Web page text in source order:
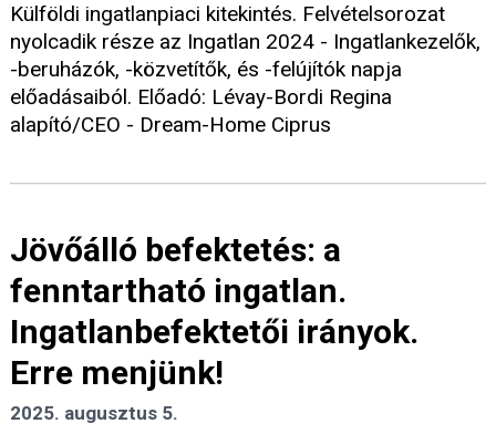
Külföldi ingatlanpiaci kitekintés. Felvételsorozat
nyolcadik része az Ingatlan 2024 - Ingatlankezelők,
-beruházók, -közvetítők, és -felújítók napja
előadásaiból. Előadó: Lévay-Bordi Regina
alapító/CEO - Dream-Home Ciprus
Jövőálló befektetés: a
fenntartható ingatlan.
Ingatlanbefektetői irányok.
Erre menjünk!
2025. augusztus 5.